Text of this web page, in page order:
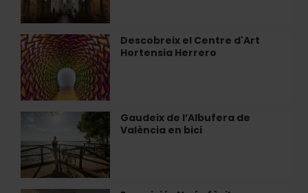
València
Joan
de
l’Hospital
Descobreix el Centre d'Art
Hortensia Herrero
Descobreix
el
Centre
d'Art
Hortensia
Herrero
Gaudeix de l’Albufera de
València en bici
l’Albufera
de
València